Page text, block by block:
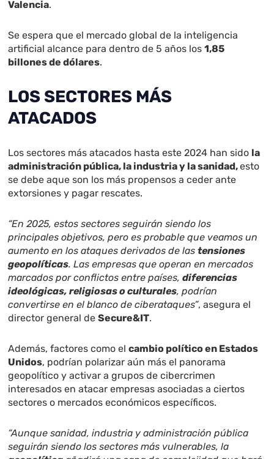
Valencia.
Se espera que el mercado global de la inteligencia
artificial alcance para dentro de 5 años los1,85
billones de dólares.
LOS SECTORES MÁS
ATACADOS
Los sectores más atacados hasta este 2024 han sido la
administración pública, la industria y la sanidad,esto
se debe aque son los más propensos a ceder ante
extorsiones y pagar rescates.
“En 2025, estos sectores seguirán siendo los
principales objetivos, pero es probable que veamos un
aumento en los ataques derivados de lastensiones
geopolíticas. Las empresas que operan en mercados
marcados por conflictos entre países,diferencias
ideológicas, religiosas o culturales, podrían
convertirse en el blanco de ciberataques”, asegura el
director general deSecure&IT.
Además, factores como elcambio político en Estados
Unidos, podrían polarizar aún más el panorama
geopolítico y activar a grupos de cibercrimen
interesados en atacar empresas asociadas a ciertos
sectores o mercados económicos específicos.
“Aunque sanidad, industria y administración pública
seguirán siendo los sectores más vulnerables, la